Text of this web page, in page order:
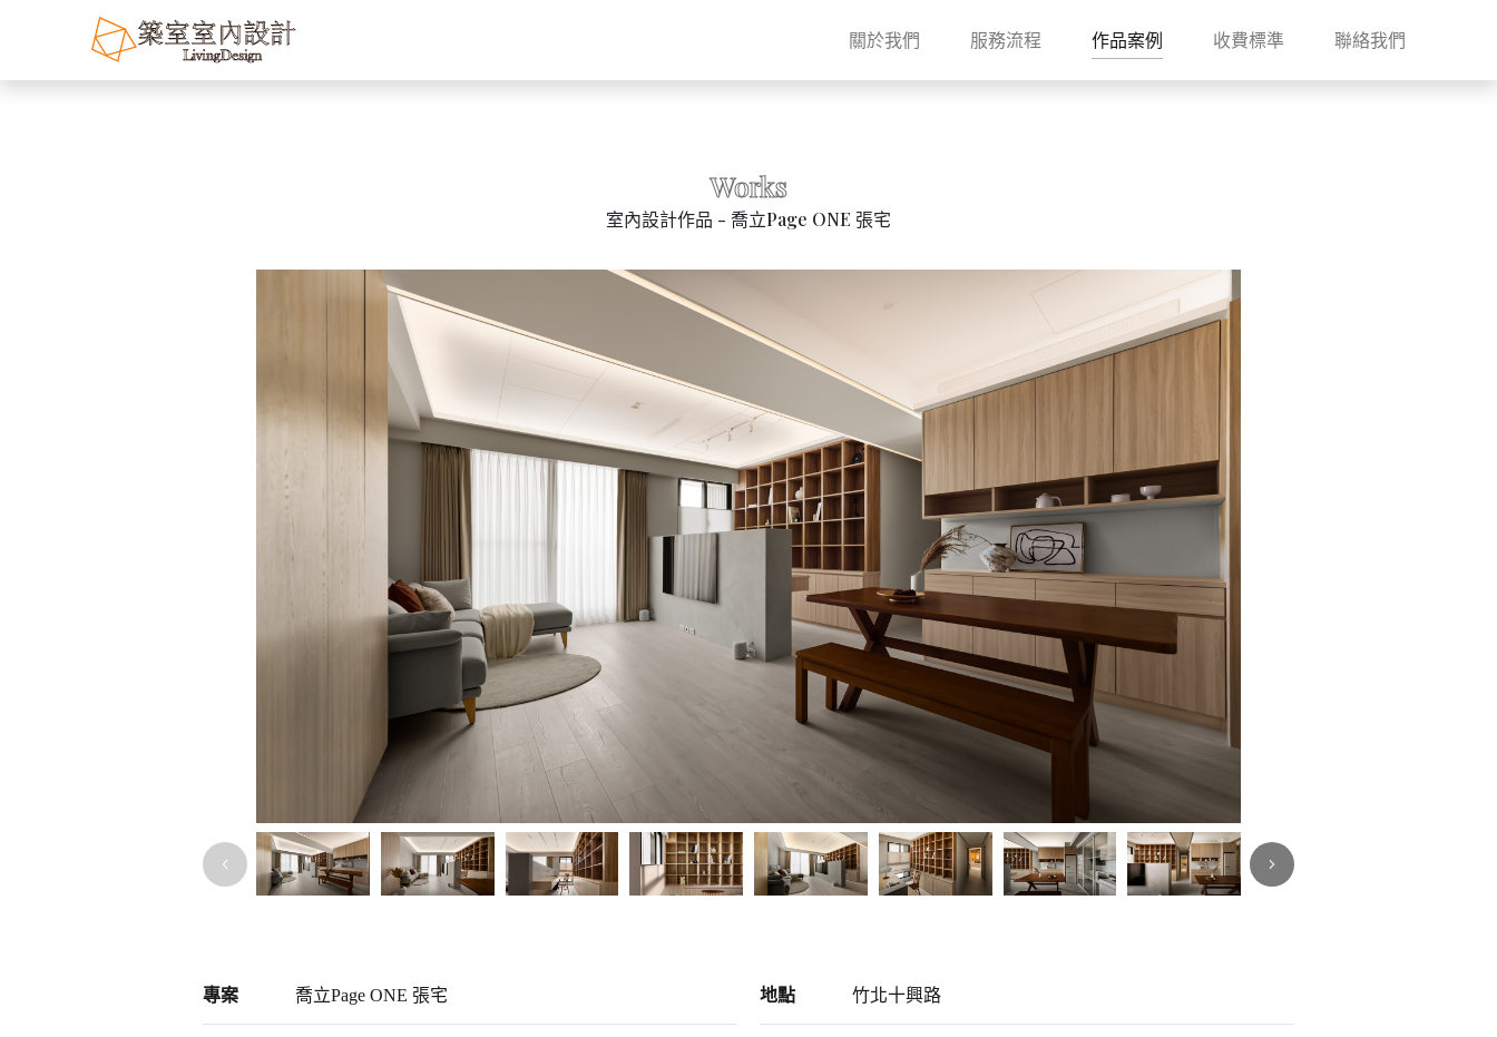
關於我們 服務流程 作品案例 收費標準 聯絡我們
Works
室內設計作品 - 喬立Page ONE 張宅
專案 喬立Page ONE 張宅 地點 竹北十興路